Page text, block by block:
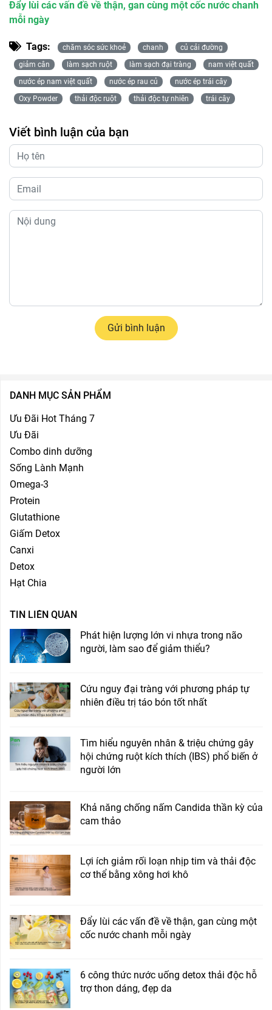
Đẩy lùi các vấn đề về thận, gan cùng một cốc nước chanh
mỗi ngày
Tags: chăm sóc sức khoẻ chanh
củ cải đường
giảm cân
làm sạch ruột làm sạch đại tràng
nam việt quất
nước ép nam việt quất
nước ép rau củ
nước ép trái cây
Oxy Powder
thải độc ruột thải độc tự nhiên trái cây
Viết bình luận của bạn
Gửi bình luận
DANH MỤC SẢN PHẨM
Ưu Đãi Hot Tháng 7
Ưu Đãi
Combo dinh dưỡng
Sống Lành Mạnh
Omega-3
Protein
Glutathione
Giấm Detox
Canxi
Detox
Hạt Chia
TIN LIÊN QUAN
Phát hiện lượng lớn vi nhựa trong não
người, làm sao để giảm thiểu?
Cứu nguy đại tràng với phương pháp tự
nhiên điều trị táo bón tốt nhất
Tìm hiểu nguyên nhân & triệu chứng gây
hội chứng ruột kích thích (IBS) phổ biến ở
người lớn
Khả năng chống nấm Candida thần kỳ của
cam thảo
Lợi ích giảm rối loạn nhịp tim và thải độc
cơ thể bằng xông hơi khô
Đẩy lùi các vấn đề về thận, gan cùng một
cốc nước chanh mỗi ngày
6 công thức nước uống detox thải độc hỗ
trợ thon dáng, đẹp da